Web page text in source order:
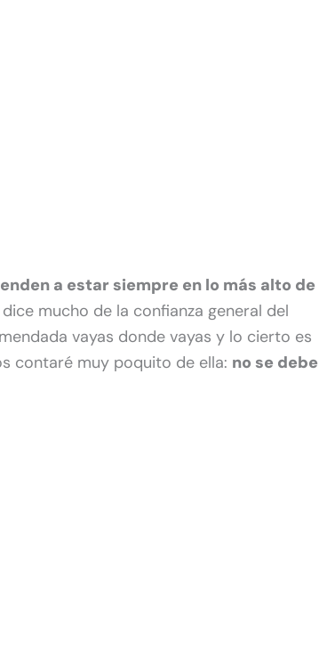
a estar siempre en lo más alto de
mucho de la confianza general del
vayas donde vayas y lo cierto es
contaré muy poquito de ella: no se debe